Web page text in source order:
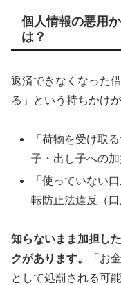
個人情報の悪用
は？
返済できなくなった
る」という持ちかけ
「荷物を受け取
子・出し子への加
「使っていない
転防止法違反（口
知らないまま加担し
クがあります。
「お
として処罰される可